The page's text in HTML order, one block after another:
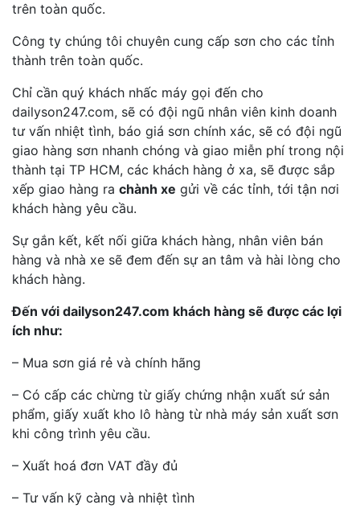
trên toàn quốc.
Công ty chúng tôi chuyên cung cấp sơn cho các tỉnh
thành trên toàn quốc.
Chỉ cần quý khách nhấc máy gọi đến cho
dailyson247.com, sẽ có đội ngũ nhân viên kinh doanh
tư vấn nhiệt tình, báo giá sơn chính xác, sẽ có đội ngũ
giao hàng sơn nhanh chóng và giao miễn phí trong nội
thành tại TP HCM, các khách hàng ở xa, sẽ được sắp
xếp giao hàng ra chành xe gửi về các tỉnh, tới tận nơi
khách hàng yêu cầu.
Sự gắn kết, kết nối giữa khách hàng, nhân viên bán
hàng và nhà xe sẽ đem đến sự an tâm và hài lòng cho
khách hàng.
Đến với dailyson247.com khách hàng sẽ được các lợi
ích như:
– Mua sơn giá rẻ và chính hãng
– Có cấp các chừng từ giấy chứng nhận xuất sứ sản
phẩm, giấy xuất kho lô hàng từ nhà máy sản xuất sơn
khi công trình yêu cầu.
– Xuất hoá đơn VAT đầy đủ
– Tư vấn kỹ càng và nhiệt tình